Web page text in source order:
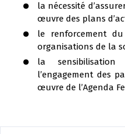
la nécessité
œuvre des plans
le renforcement
organisations de la
la
l’engagement des
œuvre de l’Agenda